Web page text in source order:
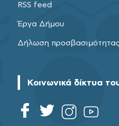
RSS feed
Έργα Δήμου
Δήλωση προσβασιμότητας
Κοινωνικά δίκτυα